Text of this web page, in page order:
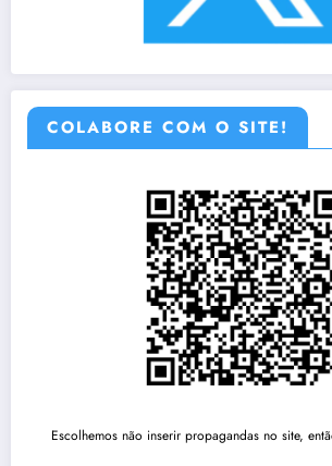
COLABORE COM O SITE!
Escolhemos não inserir propagandas no site,